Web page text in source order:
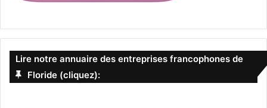
Lire notre annuaire des entreprises francophones de
Floride (cliquez):